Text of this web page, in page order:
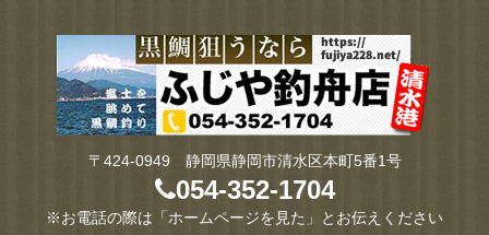
〒424-0949 静岡県静岡市清水区本町5番1号
054-352-1704
※お電話の際は「ホームページを見た」とお伝えください